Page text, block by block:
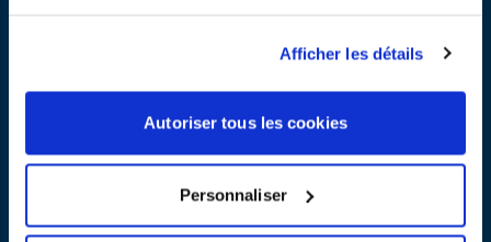
Afficher les détails
Autoriser tous les cookies
Personnaliser
10_Avis CPP du 8 mars 2023PDF - 99 ko